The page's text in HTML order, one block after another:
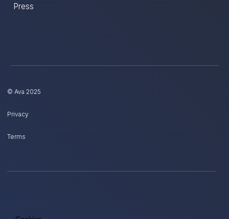
Press
© Ava 2025
Privacy
Terms